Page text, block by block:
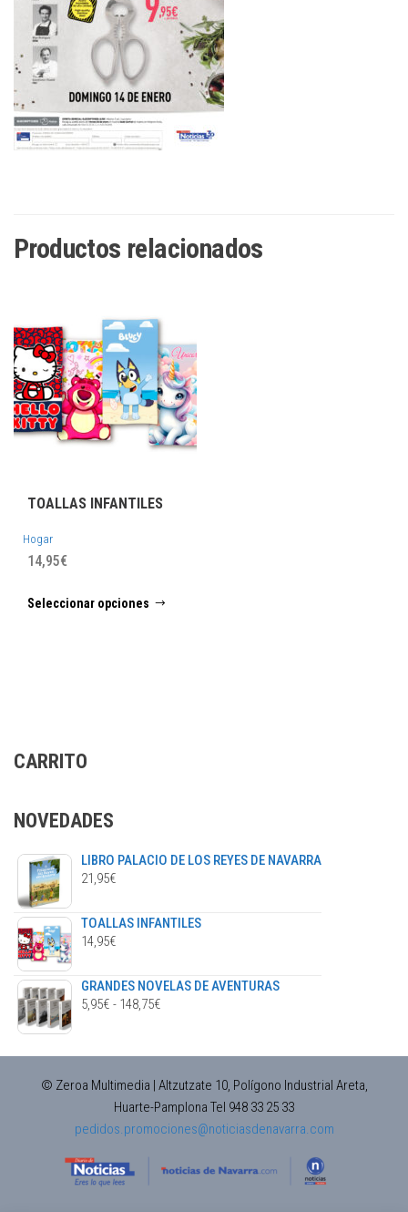
Productos relacionados
TOALLAS INFANTILES
Hogar
14,95€
Seleccionar opciones
página
CARRITO
NOVEDADES
LIBRO PALACIO DE LOS REYES DE NAVARRA
21,95€
TOALLAS INFANTILES
14,95€
GRANDES NOVELAS DE AVENTURAS
5,95€ - 148,75€
5,95€
HASTA
148,75€
© Zeroa Multimedia | Altzutzate 10, Polígono Industrial Areta,
Huarte-Pamplona Tel 948 33 25 33
pedidos.promociones@noticiasdenavarra.com